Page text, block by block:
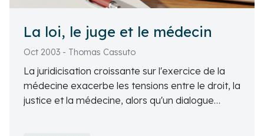
La loi, le juge et le médecin
Oct 2003 - Thomas Cassuto
La juridicisation croissante sur l'exercice de la
médecine exacerbe les tensions entre le droit, la
justice et la médecine, alors qu'un dialogue